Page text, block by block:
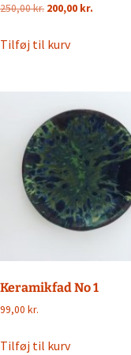
250,00kr. Den
pris
200,00 kr.
Tilføj til kurv
Keramikfad No 1
99,00 kr.
Tilføj til kurv